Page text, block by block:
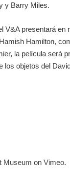
y Barry Miles.
presentará
Hamilton,
la película
objetos del
Museum onVimeo.